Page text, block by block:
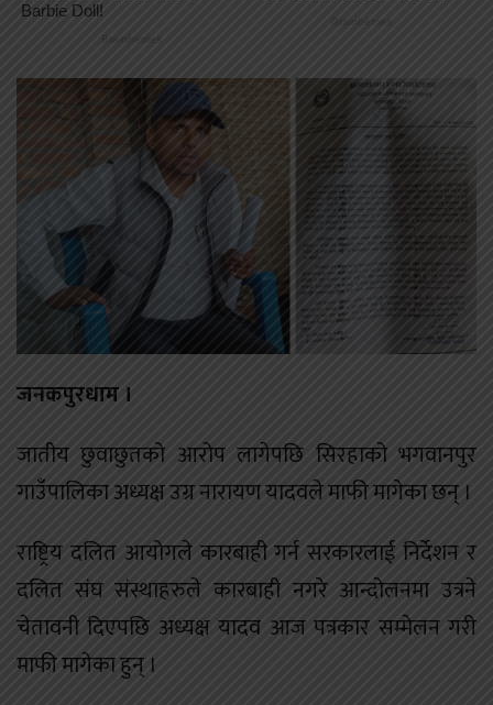
जनकपुरधाम ।
जातीय छुवाछुतको आरोप लागेपछि सिरहाको भगवानपुर
गाउँपालिका अध्यक्ष उग्र नारायण यादवले माफी मागेका छन् ।
राष्ट्रिय दलित आयोगले कारबाही गर्न सरकारलाई निर्देशन र
दलित संघ संस्थाहरुले कारबाही नगरे आन्दोलनमा उत्रने
चेतावनी दिएपछि अध्यक्ष यादव आज पत्रकार सम्मेलन गरी
माफी मागेका हुन् ।